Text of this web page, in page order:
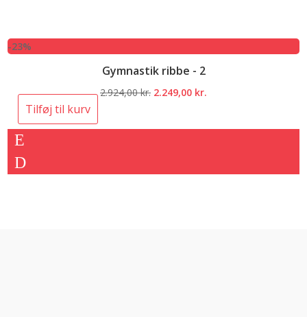
-23%
Gymnastik ribbe - 2
2.924,00kr. Den
2.249,00 kr.
Tilføj til kurv